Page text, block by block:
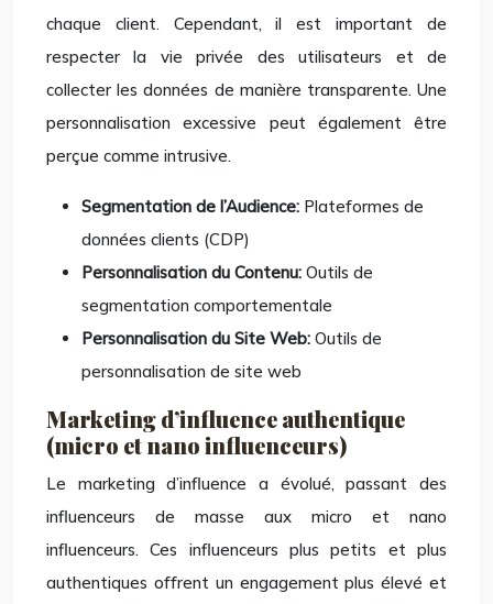
chaque client. Cependant, il est important de
respecter la vie privée des utilisateurs et de
collecter les données de manière transparente. Une
personnalisation excessive peut également être
perçue comme intrusive.
Segmentation de l’Audience: Plateformes de
données clients (CDP)
Personnalisation du Contenu: Outils de
segmentation comportementale
Personnalisation du Site Web: Outils de
personnalisation de site web
Marketing d’influence authentique
(micro et nano influenceurs)
Le marketing d’influence a évolué, passant des
influenceurs de masse aux micro et nano
influenceurs. Ces influenceurs plus petits et plus
authentiques offrent un engagement plus élevé et